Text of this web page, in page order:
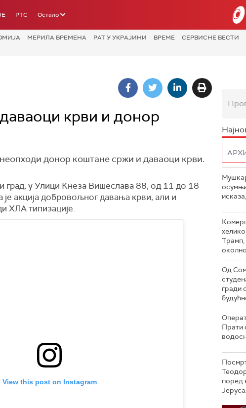
РТС Остало
МЕРИЛА ВРЕМЕНА РАТ У УКРАЈИНИ ВРЕМЕ СЕРВИСНЕ ВЕСТИ
крви и донор
донор коштане сржи и даваоци крви.
град, у Улици Кнеза Вишеслава 88, од 11 до 18
је акција добровољног давања крви, али и
ХЛА типизације.
View this post on Instagram
Трамп,
Од
гради
Прати
поред